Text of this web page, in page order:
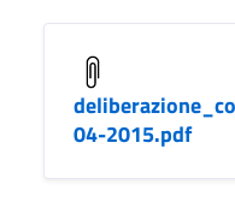
04-2015.pdf